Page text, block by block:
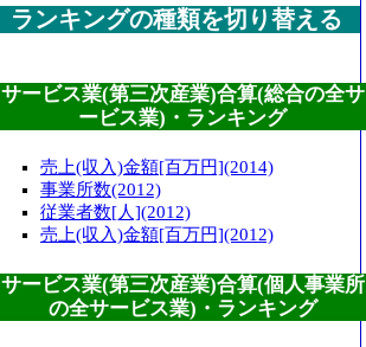
ランキングの種類を切り替える
サービス業(第三次産業)合算(総合の全サ
ービス業)・ランキング
売上(収入)金額[百万円](2014)
事業所数(2012)
従業者数[人](2012)
売上(収入)金額[百万円](2012)
サービス業(第三次産業)合算(個人事業所
の全サービス業)・ランキング